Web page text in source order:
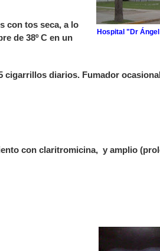
Hospital "Dr
con tos seca, a lo
de 38º C en un
cigarrillos diarios. Fumador
con claritromicina, y amplio